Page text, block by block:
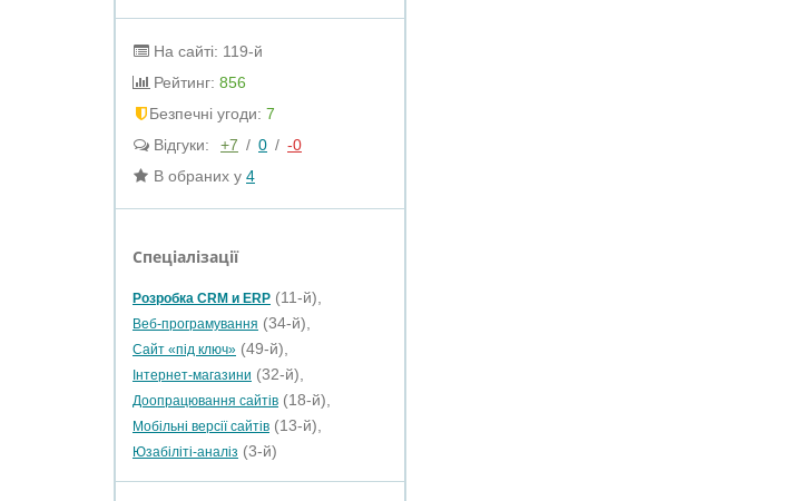
На сайті: 119-й
Рейтинг: 856
Безпечні угоди: 7
Відгуки:
+7 / 0 / -0
В обраних у 4
Спеціалізації
Розробка CRM и ERP (11-й),
Веб-програмування (34-й),
Сайт «під ключ» (49-й),
Інтернет-магазини (32-й),
Доопрацювання сайтів (18-й),
Мобільні версії сайтів (13-й),
Юзабіліті-аналіз (3-й)